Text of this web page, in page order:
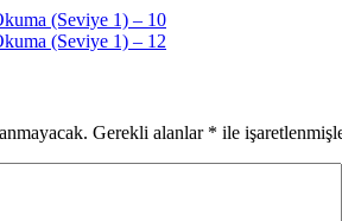
(Seviye 1) – 10
(Seviye 1) – 12
Gerekli alanlar * ile